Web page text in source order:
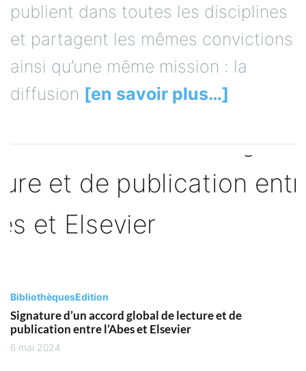
publient dans toutes les disciplines
et partagent les mêmes convictions
ainsi qu’une même mission : la
diffusion [en savoir plus…]
BibliothèquesEdition
Signature d’un accord global de lecture et de
publication entre l’Abes et Elsevier
6 mai 2024